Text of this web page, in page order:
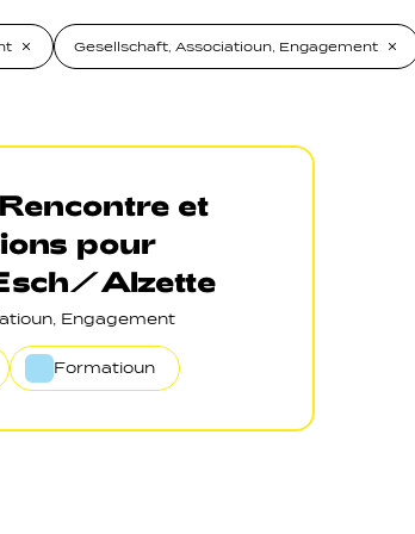
Gesellschaft, Associatioun, Engagement
et
pour
Alzette
Engagement
Formatioun